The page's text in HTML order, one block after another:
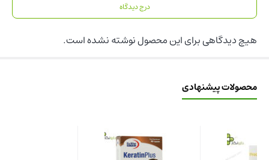
درج دیدگاه
هیچ دیدگاهی برای این محصول نوشته نشده است.
محصولات پیشنهادی